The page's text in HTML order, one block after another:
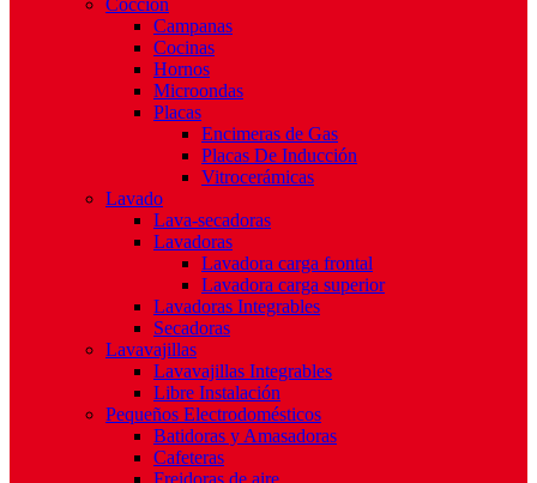
Cocción
Campanas
Cocinas
Hornos
Microondas
Placas
Encimeras de Gas
Placas De Inducción
Vitrocerámicas
Lavado
Lava-secadoras
Lavadoras
Lavadora carga frontal
Lavadora carga superior
Lavadoras Integrables
Secadoras
Lavavajillas
Lavavajillas Integrables
Libre Instalación
Pequeños Electrodomésticos
Batidoras y Amasadoras
Cafeteras
Freidoras de aire